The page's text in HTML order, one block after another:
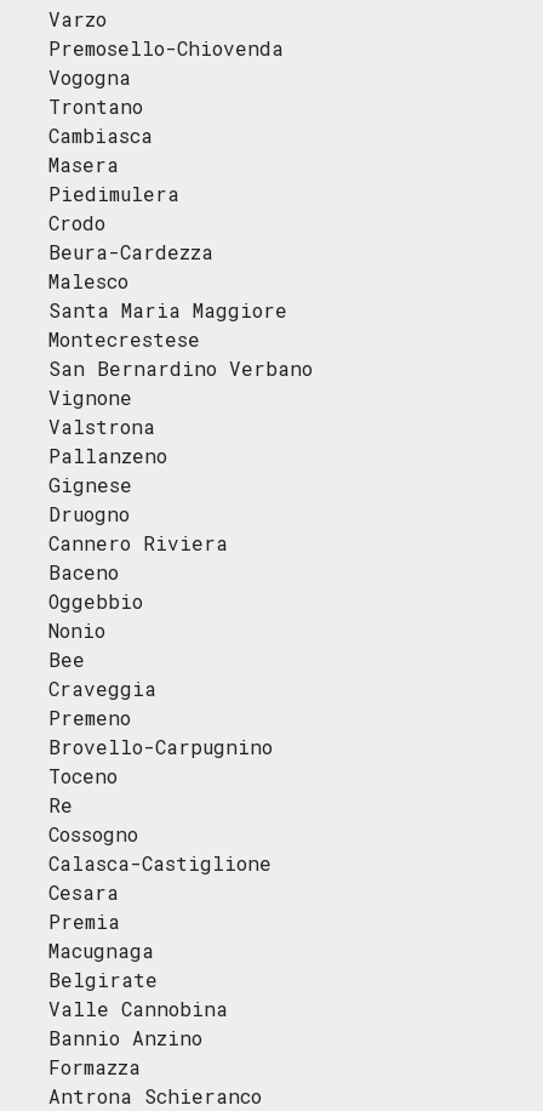
Varzo
Premosello-Chiovenda
Vogogna
Trontano
Cambiasca
Masera
Piedimulera
Crodo
Beura-Cardezza
Malesco
Santa Maria Maggiore
Montecrestese
San Bernardino Verbano
Vignone
Valstrona
Pallanzeno
Gignese
Druogno
Cannero Riviera
Baceno
Oggebbio
Nonio
Bee
Craveggia
Premeno
Brovello-Carpugnino
Toceno
Re
Cossogno
Calasca-Castiglione
Cesara
Premia
Macugnaga
Belgirate
Valle Cannobina
Bannio Anzino
Formazza
Antrona Schieranco